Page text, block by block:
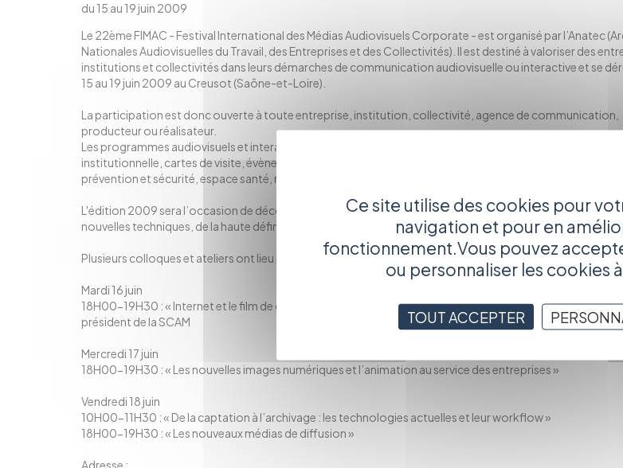
du 15 au 19 juin 2009
Le 22ème FIMAC - Festival International des Médias Audiovisuels Corporate - est organisé par l’Anatec
Nationales Audiovisuelles du Travail, des Entreprises et des Collectivités). Il est destiné à valoriser des
institutions et collectivités dans leurs démarches de communication audiovisuelle ou interactive et se
15 au 19 juin 2009 au Creusot (Saône-et-Loire).
La participation est donc ouverte à toute entreprise, institution, collectivité, agence de communication,
producteur ou réalisateur.
Les programmes audiovisuels et interactifs en compétition se répartissent dans diverses catégories :
institutionnelle, cartes de visite, évènementiel, communication interne, ressources humaines, formation,
prévention et sécurité, espace santé, marketing.
L'édition 2009 sera l’occasion de découvrir de nouveaux réalisateurs ou de jeunes producteurs, de
nouvelles techniques, de la haute définition ou du relief, de détecter les nouveaux instruments de
Plusieurs colloques et ateliers ont lieu parallèlement aux projections :
Mardi 16 juin
18H00-19H30 : « Internet et le film de commande : droits et non-droit ? », sous le patronage de Guy
président de la SCAM
Mercredi 17 juin
18H00-19H30 : « Les nouvelles images numériques et l’animation au service des entreprises »
Vendredi 18 juin
10H00-11H30 : « De la captation à l’archivage : les technologies actuelles et leur workflow »
18H00-19H30 : « Les nouveaux médias de diffusion »
Adresse :
Ce site utilise des cookies pour
navigation et pour en
fonctionnement.Vous pouvez
ou personnaliser les cookies
TOUT ACCEPTER